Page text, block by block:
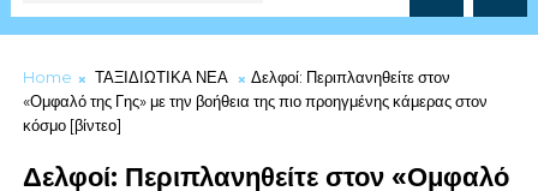
Home ΤΑΞΙΔΙΩΤΙΚΑ ΝΕΑ
Δελφοί: Περιπλανηθείτε στον
«Ομφαλό της Γης» με την βοήθεια της πιο προηγμένης κάμερας στον
κόσμο [βίντεο]
Δελφοί: Περιπλανηθείτε στον «Ομφαλό